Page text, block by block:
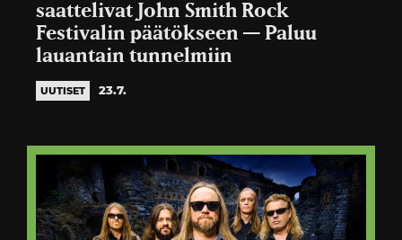
saattelivat John Smith Rock
Festivalin päätökseen — Paluu
lauantain tunnelmiin
UUTISET 23.7.